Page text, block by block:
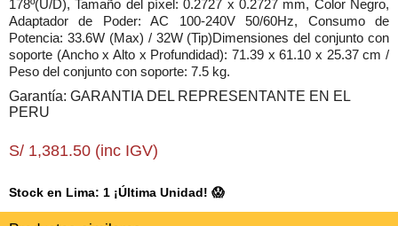
178º(U/D), Tamaño del píxel: 0.2727 x 0.2727 mm, Color Negro,
Adaptador de Poder: AC 100-240V 50/60Hz, Consumo de
Potencia: 33.6W (Max) / 32W (Tip)Dimensiones del conjunto con
soporte (Ancho x Alto x Profundidad): 71.39 x 61.10 x 25.37 cm /
Peso del conjunto con soporte: 7.5 kg.
Garantía: GARANTIA DEL REPRESENTANTE EN EL
PERU
S/ 1,381.50 (inc IGV)
Stock en Lima: 1 ¡Última Unidad! 😱